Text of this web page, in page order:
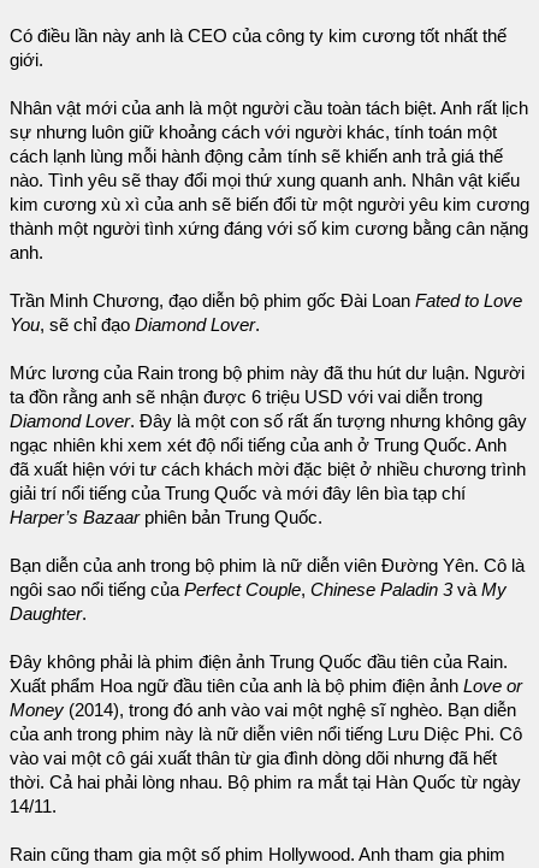
Có điều lần này anh là CEO của công ty kim cương tốt nhất thế
giới.
Nhân vật mới của anh là một người cầu toàn tách biệt. Anh rất lịch
sự nhưng luôn giữ khoảng cách với người khác, tính toán một
cách lạnh lùng mỗi hành động cảm tính sẽ khiến anh trả giá thế
nào. Tình yêu sẽ thay đổi mọi thứ xung quanh anh. Nhân vật kiểu
kim cương xù xì của anh sẽ biến đổi từ một người yêu kim cương
thành một người tình xứng đáng với số kim cương bằng cân nặng
anh.
Trần Minh Chương, đạo diễn bộ phim gốc Đài Loan Fated to Love
You, sẽ chỉ đạo Diamond Lover.
Mức lương của Rain trong bộ phim này đã thu hút dư luận. Người
ta đồn rằng anh sẽ nhận được 6 triệu USD với vai diễn trong
Diamond Lover. Đây là một con số rất ấn tượng nhưng không gây
ngạc nhiên khi xem xét độ nổi tiếng của anh ở Trung Quốc. Anh
đã xuất hiện với tư cách khách mời đặc biệt ở nhiều chương trình
giải trí nổi tiếng của Trung Quốc và mới đây lên bìa tạp chí
Harper’s Bazaarphiên bản Trung Quốc.
Bạn diễn của anh trong bộ phim là nữ diễn viên Đường Yên. Cô là
ngôi sao nổi tiếng củaPerfect Couple, Chinese Paladin 3vàMy
Daughter.
Đây không phải là phim điện ảnh Trung Quốc đầu tiên của Rain.
Xuất phẩm Hoa ngữ đầu tiên của anh là bộ phim điện ảnh Love or
Money (2014), trong đó anh vào vai một nghệ sĩ nghèo. Bạn diễn
của anh trong phim này là nữ diễn viên nổi tiếng Lưu Diệc Phi. Cô
vào vai một cô gái xuất thân từ gia đình dòng dõi nhưng đã hết
thời. Cả hai phải lòng nhau. Bộ phim ra mắt tại Hàn Quốc từ ngày
14/11.
Rain cũng tham gia một số phim Hollywood. Anh tham gia phim